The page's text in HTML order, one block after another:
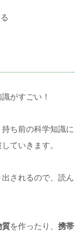
がすごい！
ち前の科学知識に
ていきます。
されるので、読ん
質を作ったり、 携帯